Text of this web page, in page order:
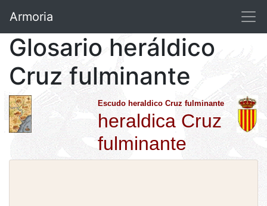
Armoria
Glosario heráldico
Cruz fulminante
Escudo heraldico Cruz fulminante
heraldica Cruz
fulminante